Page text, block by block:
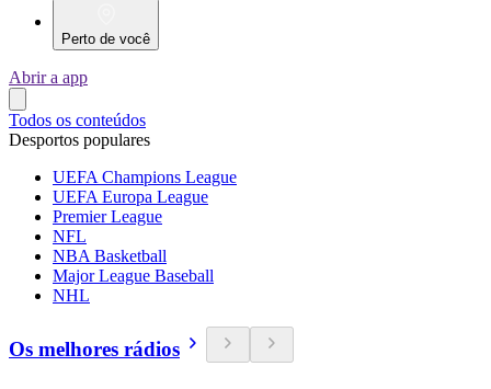
Perto de você
Abrir a app
Todos os conteúdos
Desportos populares
UEFA Champions League
UEFA Europa League
Premier League
NFL
NBA Basketball
Major League Baseball
NHL
Os melhores rádios